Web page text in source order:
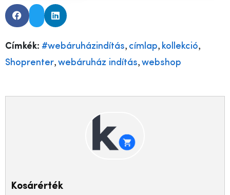
Címkék: #webáruházindítás, címlap, kollekció,
Shoprenter, webáruház indítás, webshop
Kosárérték